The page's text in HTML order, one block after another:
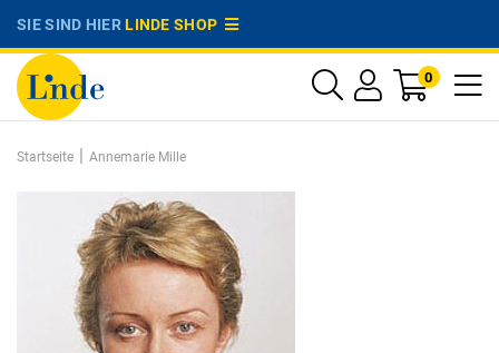
SIE SIND HIERLINDE SHOP
0
Startseite | Annemarie Mille